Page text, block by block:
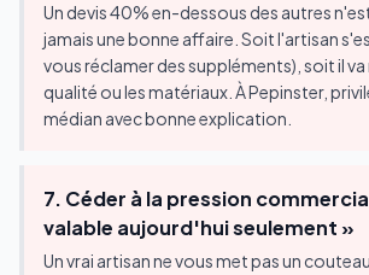
Un devis 40% en-dessous des autres
jamais une bonne affaire. Soit l'artisan
vous réclamer des suppléments), soit il va
qualité ou les matériaux. À Pepinster,
médian avec bonne explication.
7. Céder à la pression
valable aujourd'hui seulement »
Un vrai artisan ne vous met pas un